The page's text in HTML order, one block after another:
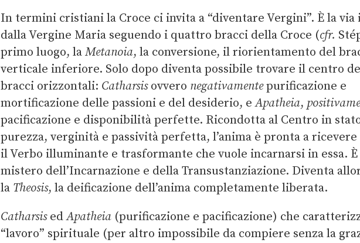
In termini cristiani la Croce ci invita a “diventare Vergini”. È la via
dalla Vergine Maria seguendo i quattro bracci della Croce (cfr.
primo luogo, laMetanoia, la conversione, il riorientamento del
verticale inferiore. Solo dopo diventa possibile trovare il centro
bracci orizzontali: Catharsisovvero negativamentepurificazione e
mortificazione delle passioni e del desiderio, eApatheia,
pacificazione e disponibilità perfette. Ricondotta al Centro in
purezza, verginità e passività perfetta, l’anima è pronta a
il Verbo illuminante e trasformante che vuole incarnarsi in essa.
mistero dell’Incarnazione e della Transustanziazione. Diventa
la Theosis, la deificazione dell’anima completamente liberata.
CatharsisedApatheia (purificazione e pacificazione) che
“lavoro” spirituale (per altro impossibile da compiere senza la